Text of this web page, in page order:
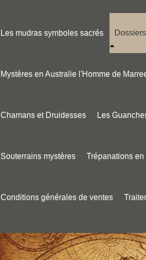
Les mudras symboles sacrés
Mystères en Australie l'Homme de
Chamans et Druidesses Les
Souterrains mystères Trépanations
Conditions générales de ventes